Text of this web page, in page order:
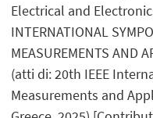
Electrical and
INTERNATIONAL
MEASUREMENTS AND
(atti di: 20th IEEE
Measurements and